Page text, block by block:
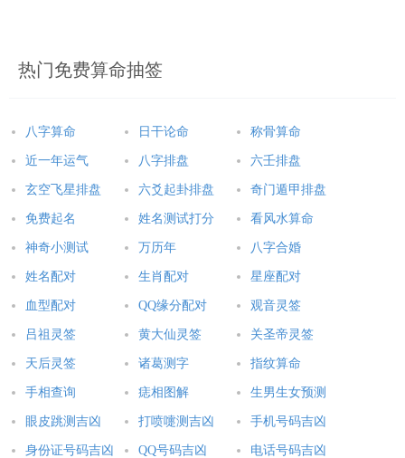
热门免费算命抽签
八字算命 日干论命 称骨算命
近一年运气 八字排盘 六壬排盘
玄空飞星排盘 六爻起卦排盘 奇门遁甲排盘
免费起名 姓名测试打分 看风水算命
神奇小测试 万历年 八字合婚
姓名配对 生肖配对 星座配对
血型配对 QQ缘分配对 观音灵签
吕祖灵签 黄大仙灵签 关圣帝灵签
天后灵签 诸葛测字 指纹算命
手相查询 痣相图解 生男生女预测
眼皮跳测吉凶 打喷嚏测吉凶 手机号码吉凶
身份证号码吉凶 QQ号码吉凶 电话号码吉凶